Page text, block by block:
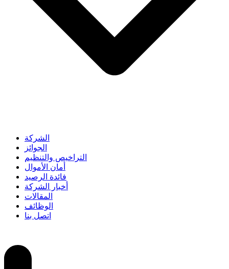
الشركة
الجوائز
التراخيص والتنظيم
أمان الأموال
فائدة الرصيد
أخبار الشركة
المقالات
الوظائف
اتصل بنا